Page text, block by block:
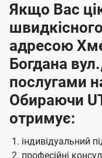
Якщо Вас
адресою
Богдана
послугами
Обираючи
отримує:
індивідуальний
професійні